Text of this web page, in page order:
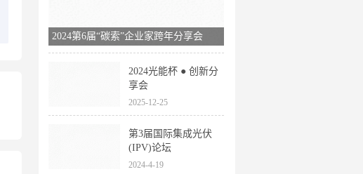
2024第6届“碳索”企业家跨年分享会
2024光能杯 ● 创新分
享会
2025-12-25
第3届国际集成光伏
(IPV)论坛
2024-4-19